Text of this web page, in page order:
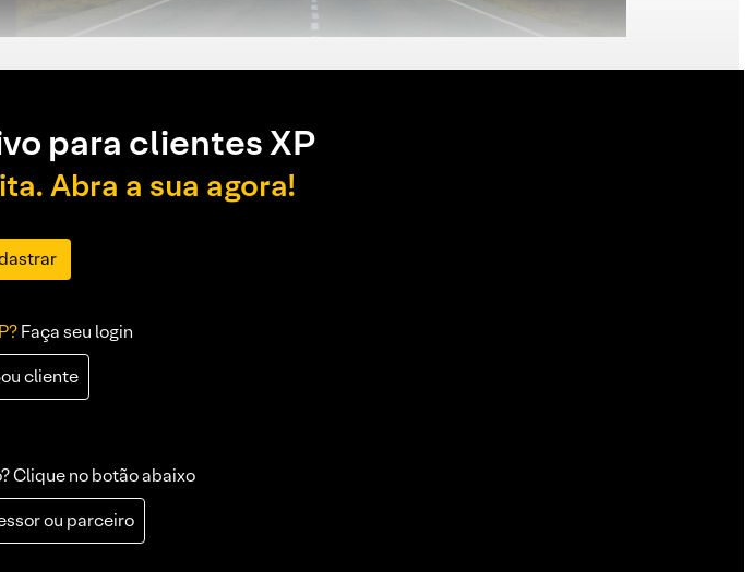
para clientes XP
Abra a sua agora!
Faça seu login
cliente
Clique no botão abaixo
ou parceiro